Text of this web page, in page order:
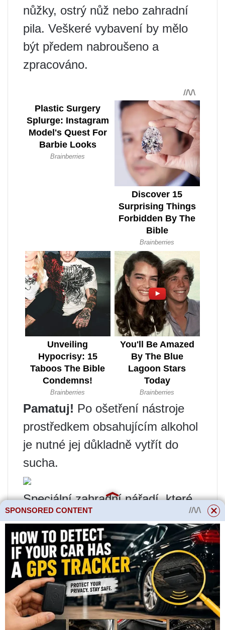
nůžky, ostrý nůž nebo zahradní
pila. Veškeré vybavení by mělo
být předem nabroušeno a
zpracováno.
Pamatuj! Po ošetření nástroje
prostředkem obsahujícím alkohol
je nutné jej důkladně vytřít do
sucha.
Speciální zahradní nářadí, které
vám umožní správně provést
postup
Při prořezávání švestek se
obvykle používají tři typy řezů:
Při použití metody „kroužku“
musíte vyříznout celou větev
nebo výhonek. Místo řezu by
SPONSORED CONTENT